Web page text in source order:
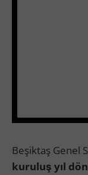
Beşiktaş Genel
kuruluş yıl